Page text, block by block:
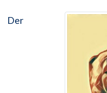
Der